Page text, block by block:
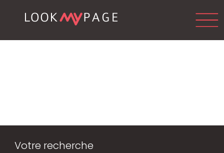
Votre recherche